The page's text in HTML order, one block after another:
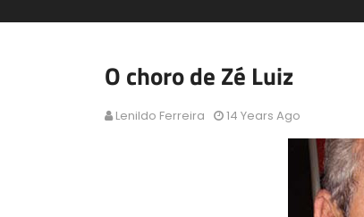
O choro de Zé Luiz
Lenildo Ferreira 14 Years Ago